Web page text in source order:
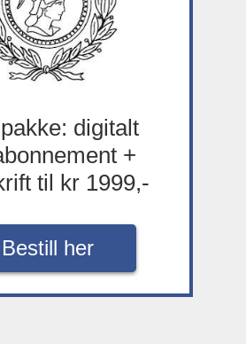
digitalt
+
til kr 1999,-
Bestill her